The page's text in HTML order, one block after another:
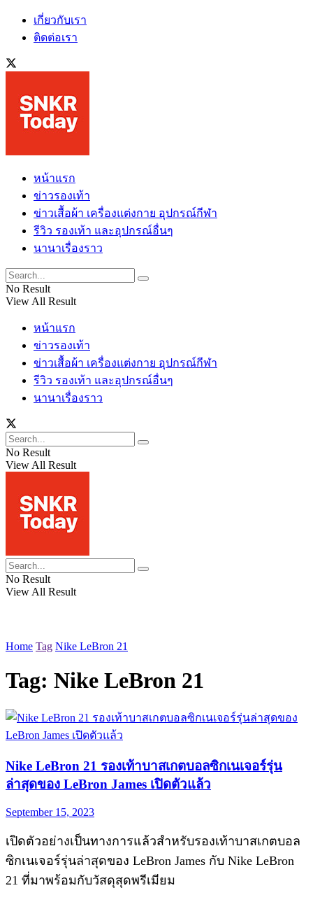
เกี่ยวกับเรา
ติดต่อเรา
หน้าแรก
ข่าวรองเท้า
ข่าวเสื้อผ้า เครื่องแต่งกาย อุปกรณ์กีฬา
รีวิว รองเท้า และอุปกรณ์อื่นๆ
นานาเรื่องราว
No Result
View All Result
หน้าแรก
ข่าวรองเท้า
ข่าวเสื้อผ้า เครื่องแต่งกาย อุปกรณ์กีฬา
รีวิว รองเท้า และอุปกรณ์อื่นๆ
นานาเรื่องราว
No Result
View All Result
No Result
View All Result
Home Tag Nike LeBron 21
Tag: Nike LeBron 21
Nike LeBron 21 รองเท้าบาสเกตบอลซิกเนเจอร์รุ่น
ล่าสุดของ LeBron James เปิดตัวแล้ว
September 15, 2023
เปิดตัวอย่างเป็นทางการแล้วสำหรับรองเท้าบาสเกตบอล
ซิกเนเจอร์รุ่นล่าสุดของ LeBron James กับ Nike LeBron
21 ที่มาพร้อมกับวัสดุสุดพรีเมียม